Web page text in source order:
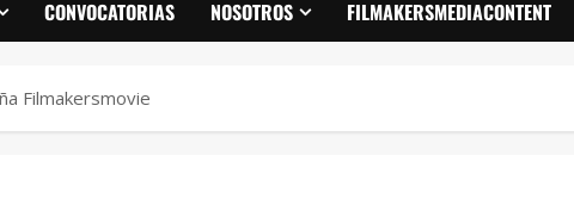
CONVOCATORIAS NOSOTROS FILMAKERSMEDIACONTENT
Filmakersmovie